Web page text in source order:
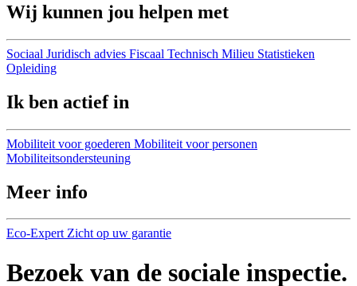
Wij kunnen jou helpen met
Sociaal Juridisch advies Fiscaal Technisch Milieu Statistieken
Opleiding
Ik ben actief in
Mobiliteit voor goederen Mobiliteit voor personen
Mobiliteitsondersteuning
Meer info
Eco-Expert Zicht op uw garantie
Bezoek van de sociale inspectie.